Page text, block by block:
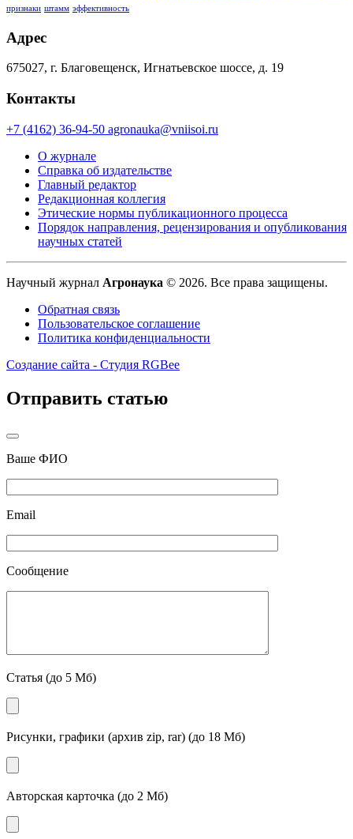
признаки штамм эффективность
Адрес
675027, г. Благовещенск, Игнатьевское шоссе, д. 19
Контакты
+7 (4162) 36-94-50 agronauka@vniisoi.ru
О журнале
Справка об издательстве
Главный редактор
Редакционная коллегия
Этические нормы публикационного процесса
Порядок направления, рецензирования и опубликования
научных статей
Научный журнал Агронаука © 2026. Все права защищены.
Обратная связь
Пользовательское соглашение
Политика конфиденциальности
Создание сайта - Студия RGBee
Отправить статью
Ваше ФИО
Email
Сообщение
Статья (до 5 Мб)
Рисунки, графики (архив zip, rar) (до 18 Мб)
Авторская карточка (до 2 Мб)